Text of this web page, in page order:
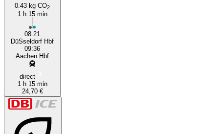
0.43 kg CO2
1 h 15 min
08:21
DüSseldorf Hbf
09:36
Aachen Hbf
direct
1 h 15 min
24,70 €